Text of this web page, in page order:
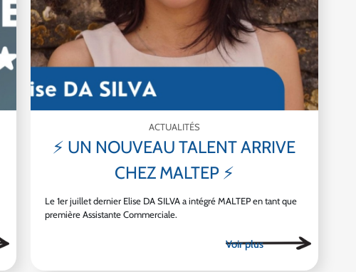
ACTUALITÉS
⚡ UN NOUVEAU TALENT ARRIVE
CHEZ MALTEP ⚡
Le 1er juillet dernier Elise DA SILVA a intégré MALTEP en tant que
première Assistante Commerciale.